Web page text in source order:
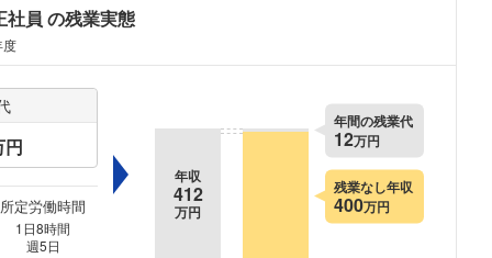
社員 の残業実態
円
所定労働時間
1日8時間
週5日
年収
412
万円
年間の残業代
12万円
残業なし年収
400万円